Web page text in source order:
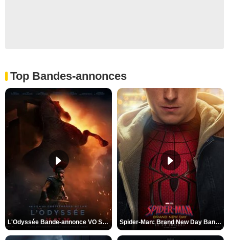
Top Bandes-annonces
L'Odyssée Bande-annonce VO STFR Spider-Man: Brand New Day Bande-annonce VO STFR